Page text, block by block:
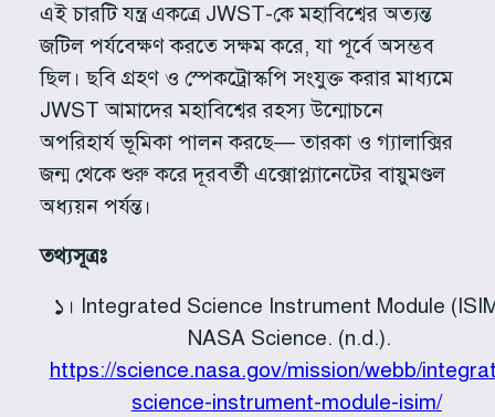
এই চারটি যন্ত্র একত্রে JWST-কে মহাবিশ্বের অত্যন্ত
জটিল পর্যবেক্ষণ করতে সক্ষম করে, যা পূর্বে অসম্ভব
ছিল। ছবি গ্রহণ ও স্পেকট্রোস্কপি সংযুক্ত করার মাধ্যমে
JWST আমাদের মহাবিশ্বের রহস্য উন্মোচনে
অপরিহার্য ভূমিকা পালন করছে— তারকা ও গ্যালাক্সির
জন্ম থেকে শুরু করে দূরবর্তী এক্সোপ্ল্যানেটের বায়ুমণ্ডল
অধ্যয়ন পর্যন্ত।
তথ্যসূত্রঃ
১। Integrated Science Instrument Module
NASA Science. (n.d.).
https://science.nasa.gov/mission/webb/
science-instrument-module-isim/